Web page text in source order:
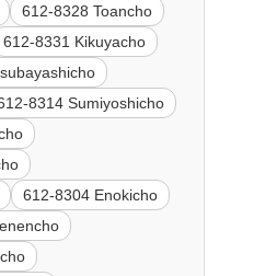
612-8328 Toancho
612-8331 Kikuyacho
8314 Sumiyoshicho
612-8304 Enokicho